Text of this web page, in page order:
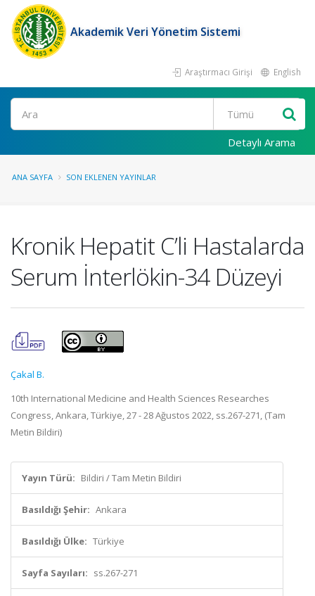
Akademik Veri Yönetim Sistemi
Araştırmacı Girişi English
Ara
Detaylı Arama
ANA SAYFA SON EKLENEN YAYINLAR
Kronik Hepatit C’li Hastalarda
Serum İnterlökin-34 Düzeyi
Çakal B.
10th International Medicine and Health Sciences Researches
Congress, Ankara, Türkiye, 27 - 28 Ağustos 2022, ss.267-271, (Tam
Metin Bildiri)
Yayın Türü: Bildiri / Tam Metin Bildiri
Basıldığı Şehir: Ankara
Basıldığı Ülke: Türkiye
Sayfa Sayıları: ss.267-271